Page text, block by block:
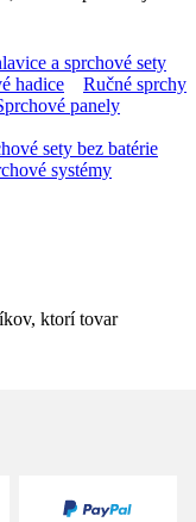
a sprchové sety
hadice
Ručné sprchy
panely
sety bez batérie
systémy
ktorí tovar